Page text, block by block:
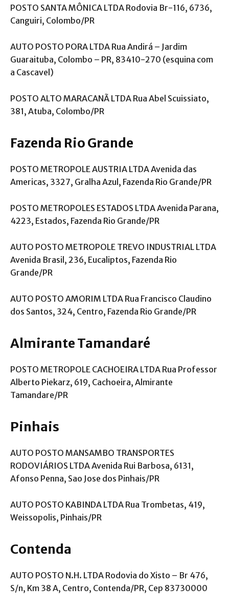
POSTO SANTA MÔNICA LTDA Rodovia Br-116, 6736,
Canguiri, Colombo/PR
AUTO POSTO PORA LTDA Rua Andirá – Jardim
Guaraituba, Colombo – PR, 83410-270 (esquina com
a Cascavel)
POSTO ALTO MARACANÃ LTDA Rua Abel Scuissiato,
381, Atuba, Colombo/PR
Fazenda Rio Grande
POSTO METROPOLE AUSTRIA LTDA Avenida das
Americas, 3327, Gralha Azul, Fazenda Rio Grande/PR
POSTO METROPOLES ESTADOS LTDA Avenida Parana,
4223, Estados, Fazenda Rio Grande/PR
AUTO POSTO METROPOLE TREVO INDUSTRIAL LTDA
Avenida Brasil, 236, Eucaliptos, Fazenda Rio
Grande/PR
AUTO POSTO AMORIM LTDA Rua Francisco Claudino
dos Santos, 324, Centro, Fazenda Rio Grande/PR
Almirante Tamandaré
POSTO METROPOLE CACHOEIRA LTDA Rua Professor
Alberto Piekarz, 619, Cachoeira, Almirante
Tamandare/PR
Pinhais
AUTO POSTO MANSAMBO TRANSPORTES
RODOVIÁRIOS LTDA Avenida Rui Barbosa, 6131,
Afonso Penna, Sao Jose dos Pinhais/PR
AUTO POSTO KABINDA LTDA Rua Trombetas, 419,
Weissopolis, Pinhais/PR
Contenda
AUTO POSTO N.H. LTDA Rodovia do Xisto – Br 476,
S/n, Km 38 A, Centro, Contenda/PR, Cep 83730000